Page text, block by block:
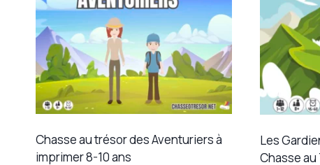
Chasse au trésor des Aventuriers à
imprimer 8-10 ans
Les
Chasse au